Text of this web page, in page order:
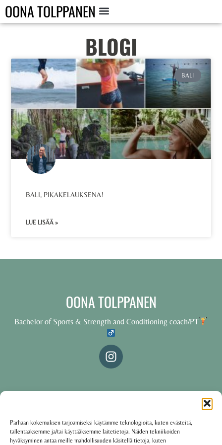
Parhaan kokemuksen tarjoamiseksi käytämme teknologioita, kuten evästeitä,
tallentaaksemme ja/tai käyttääksemme laitetietoja. Näiden tekniikoiden
hyväksyminen antaa meille mahdollisuuden käsitellä tietoja, kuten
OONA TOLPPANEN
BLOGI
BALI
BALI, PIKAKELAUKSENA!
LUE LISÄÄ »
OONA TOLPPANEN
Bachelor of Sports & Strength and Conditioning coach/PT
Käyttöehdot·Tietosuojakäytäntö